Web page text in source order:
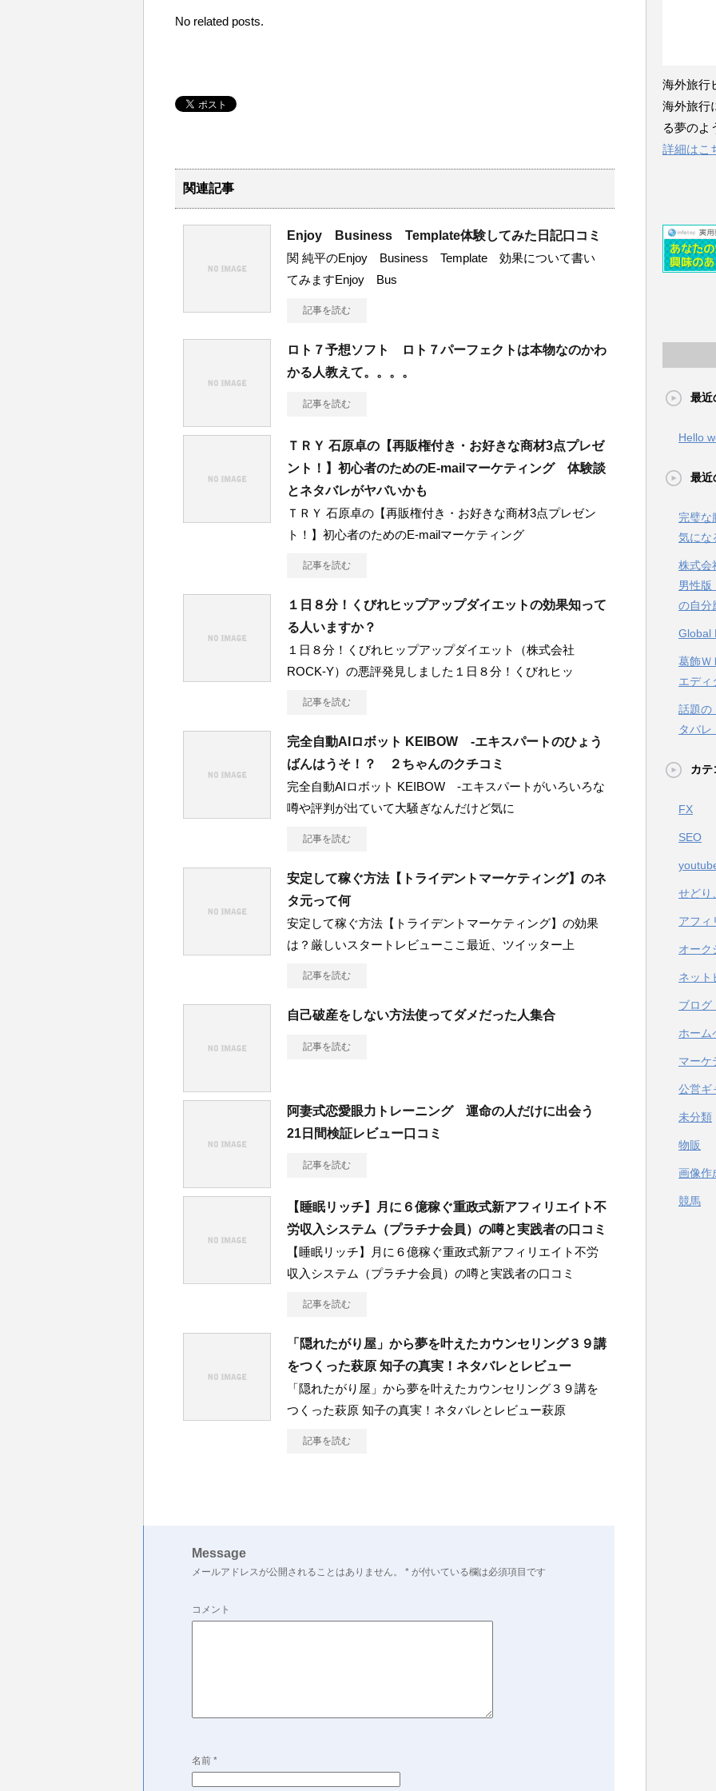
No related posts.
関連記事
Enjoy Business Template体験してみた日記口コミ
関 純平のEnjoy Business Template 効果について書い
てみますEnjoy Bus
記事を読む
ロト７予想ソフト ロト７パーフェクトは本物なのかわ
かる人教えて。。。。
記事を読む
ＴＲＹ 石原卓の【再販権付き・お好きな商材3点プレゼ
ント！】初心者のためのE-mailマーケティング 体験談
とネタバレがヤバいかも
ＴＲＹ 石原卓の【再販権付き・お好きな商材3点プレゼン
ト！】初心者のためのE-mailマーケティング
記事を読む
１日８分！くびれヒップアップダイエットの効果知って
る人いますか？
１日８分！くびれヒップアップダイエット（株式会社
ROCK-Y）の悪評発見しました１日８分！くびれヒッ
記事を読む
完全自動AIロボット KEIBOW -エキスパートのひょう
ばんはうそ！？ ２ちゃんのクチコミ
完全自動AIロボット KEIBOW -エキスパートがいろいろな
噂や評判が出ていて大騒ぎなんだけど気に
記事を読む
安定して稼ぐ方法【トライデントマーケティング】のネ
タ元って何
安定して稼ぐ方法【トライデントマーケティング】の効果
は？厳しいスタートレビューここ最近、ツイッター上
記事を読む
自己破産をしない方法使ってダメだった人集合
記事を読む
阿妻式恋愛眼力トレーニング 運命の人だけに出会う
21日間検証レビュー口コミ
記事を読む
【睡眠リッチ】月に６億稼ぐ重政式新アフィリエイト不
労収入システム（プラチナ会員）の噂と実践者の口コミ
【睡眠リッチ】月に６億稼ぐ重政式新アフィリエイト不労
収入システム（プラチナ会員）の噂と実践者の口コミ
記事を読む
「隠れたがり屋」から夢を叶えたカウンセリング３９講
をつくった萩原 知子の真実！ネタバレとレビュー
「隠れたがり屋」から夢を叶えたカウンセリング３９講を
つくった萩原 知子の真実！ネタバレとレビュー萩原
記事を読む
Message
メールアドレスが公開されることはありません。 * が付いている欄は必須項目です
コメント
名前 *
海外旅行
海外旅行
る夢のよ
詳細はこ
最近
Hello
最近
完璧な
気にな
株式会
男性版
の自分
Global
葛飾Ｗ
エデ
話題の
タバ
カテ
FX
SEO
せどり
アフィ
オーク
ネット
ブログ
ホーム
マーケ
公営ギ
未分類
物販
画像作
競馬